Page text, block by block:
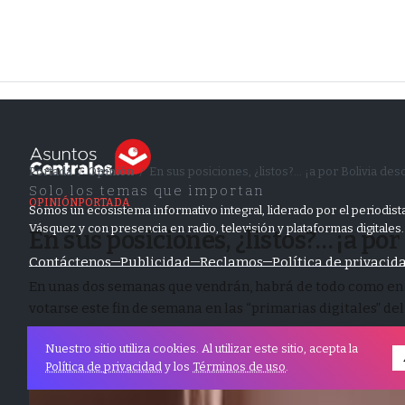
Portada / Opinión / En sus posiciones, ¿listos?… ¡a por Bolivia
OPINIÓNPORTADA
En sus posiciones, ¿listos?… ¡a
En unas dos semanas que vendrán, habrá de todo como
votarse este fin de semana en las “primarias digitales” del
29 marzo, 2025 5 Lectura 99
Solo los temas que importan
Somos un ecosistema informativo integral, liderado por el
Vásquez y con presencia en radio, televisión y plataformas digitales.
Contáctenos Publicidad Reclamos Política de
PortadaPóliticaOpinión© Derechos reservados, AsuntosCentrales
Nuestro sitio utiliza cookies. Al utilizar este sitio, acepta la
Política de privacidad y los Términos de uso.